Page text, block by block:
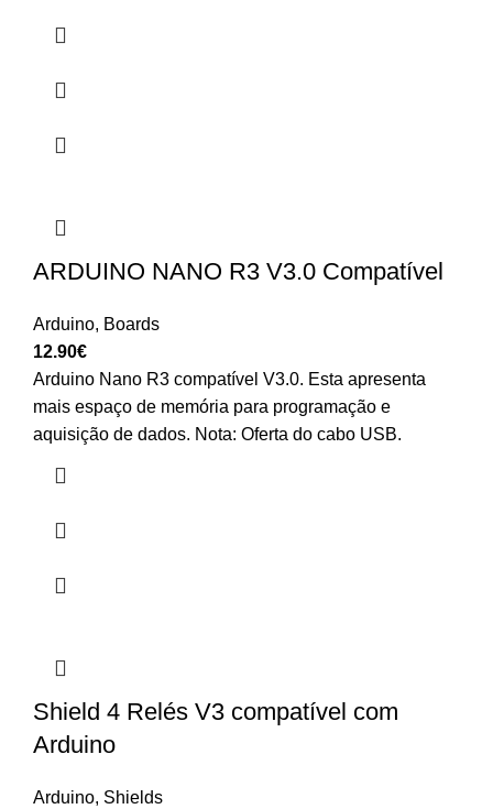
ARDUINO NANO R3 V3.0 Compatível
Arduino, Boards
12.90€
Arduino Nano R3 compatível V3.0. Esta apresenta
mais espaço de memória para programação e
aquisição de dados. Nota: Oferta do cabo USB.
Shield 4 Relés V3 compatível com
Arduino
Arduino, Shields